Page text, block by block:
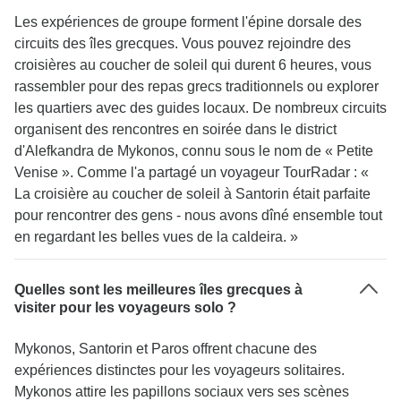
Les expériences de groupe forment l'épine dorsale des
circuits des îles grecques. Vous pouvez rejoindre des
croisières au coucher de soleil qui durent 6 heures, vous
rassembler pour des repas grecs traditionnels ou explorer
les quartiers avec des guides locaux. De nombreux circuits
organisent des rencontres en soirée dans le district
d'Alefkandra de Mykonos, connu sous le nom de « Petite
Venise ». Comme l'a partagé un voyageur TourRadar : «
La croisière au coucher de soleil à Santorin était parfaite
pour rencontrer des gens - nous avons dîné ensemble tout
en regardant les belles vues de la caldeira. »
Quelles sont les meilleures îles grecques à
visiter pour les voyageurs solo ?
Mykonos, Santorin et Paros offrent chacune des
expériences distinctes pour les voyageurs solitaires.
Mykonos attire les papillons sociaux vers ses scènes